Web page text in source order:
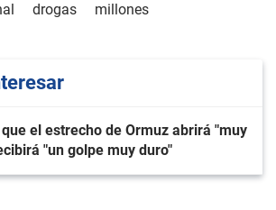
drogas millones
el estrecho de Ormuz abrirá "muy
"un golpe muy duro"